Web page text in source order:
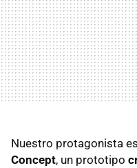
Nuestro protagonista
Concept, un prototipo